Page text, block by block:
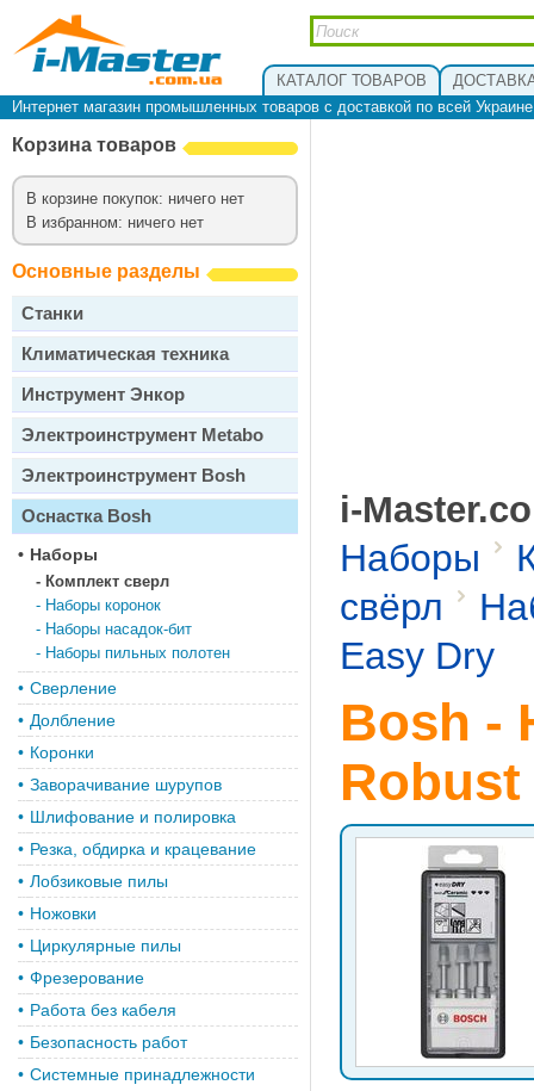
КАТАЛОГ ТОВАРОВ
Интернет магазин промышленных товаров с доставкой по всей
Корзина товаров
В корзине покупок: ничего нет
В избранном: ничего нет
Основные разделы
Станки
Климатическая техника
Инструмент Энкор
Электроинструмент Metabo
Электроинструмент Bosh
Оснастка Bosh
• Наборы
- Комплект сверл
- Наборы коронок
- Наборы насадок-бит
- Наборы пильных полотен
• Сверление
• Долбление
• Коронки
• Заворачивание шурупов
• Шлифование и полировка
• Резка, обдирка и крацевание
• Лобзиковые пилы
• Ножовки
• Циркулярные пилы
• Фрезерование
• Работа без кабеля
• Безопасность работ
• Системные принадлежности
i-
Наборы
свёрл
Easy Dry
Bosh -
Robust